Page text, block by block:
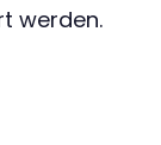
werden.